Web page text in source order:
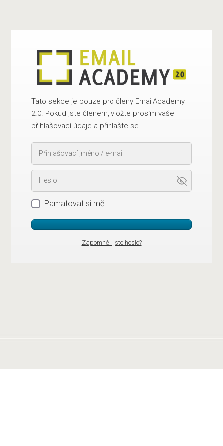
Tato sekce je pouze pro členy EmailAcademy
2.0. Pokud jste členem, vložte prosím vaše
přihlašovací údaje a přihlašte se.
Pamatovat si mě
Zapomněli jste heslo?